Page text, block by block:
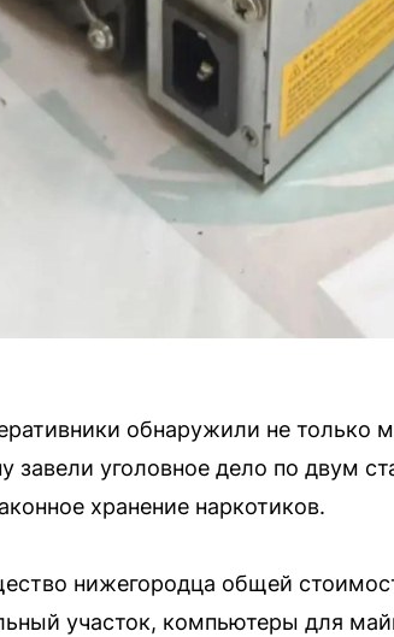
обнаружили не только
завели уголовное дело по двум
хранение наркотиков.
нижегородца общей
участок, компьютеры для